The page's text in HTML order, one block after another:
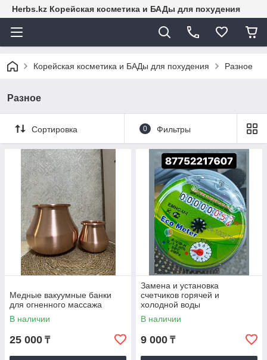
Herbs.kz Корейская косметика и БАДы для похудения
Корейская косметика и БАДы для похудения Разное
Разное
Сортировка 0 Фильтры
Медные вакуумные банки
для огненного массажа
В наличии
25 000 ₸
Замена и установка
счетчиков горячей и
холодной воды
В наличии
9 000 ₸